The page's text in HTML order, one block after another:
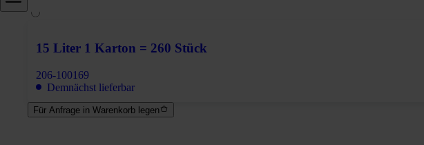
15 Liter 1 Karton = 260 Stück
206-100169
Demnächst lieferbar
Für Anfrage in Warenkorb legen